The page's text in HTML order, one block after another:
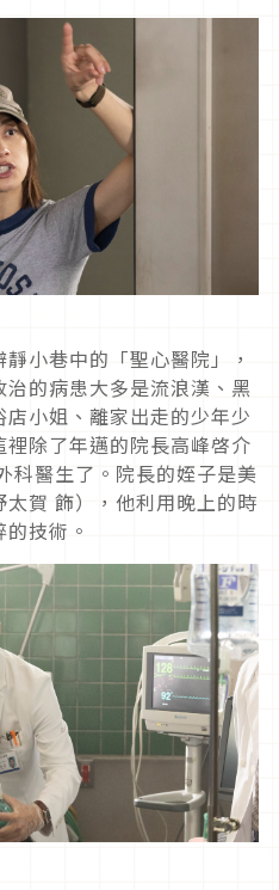
小巷中的「聖心醫院」，
的病患大多是流浪漢、黑
小姐、離家出走的少年少
除了年邁的院長高峰啓介
科醫生了。院長的姪子是美
賀 飾），他利用晚上的時
技術。